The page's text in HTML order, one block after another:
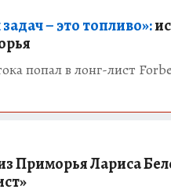
– это топливо»:
попал в лонг-лист
Приморья Лариса